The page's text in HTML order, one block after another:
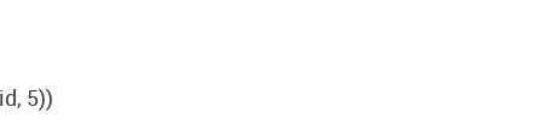
5))